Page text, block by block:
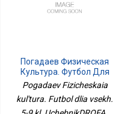
Погадаев Физическая
Культура. Футбол Для
Всех. 5-9 Кл.
УчебникДРОФА
Pogadaev Fizicheskaia
kul'tura. Futbol dlia vsekh.